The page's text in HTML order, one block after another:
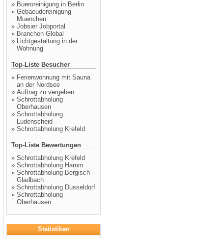
» Bueroreinigung in Berlin
» Gebaeudereinigung
Muenchen
» Jobsier Jobportal
» Branchen Global
» Lichtgestaltung in der
Wohnung
Top-Liste Besucher
» Ferienwohnung mit Sauna
an der Nordsee
» Auftrag zu vergeben
» Schrottabholung
Oberhausen
» Schrottabholung
Ludenscheid
» Schrottabholung Krefeld
Top-Liste Bewertungen
» Schrottabholung Krefeld
» Schrottabholung Hamm
» Schrottabholung Bergisch
Gladbach
» Schrottabholung Dusseldorf
» Schrottabholung
Oberhausen
Statistiken